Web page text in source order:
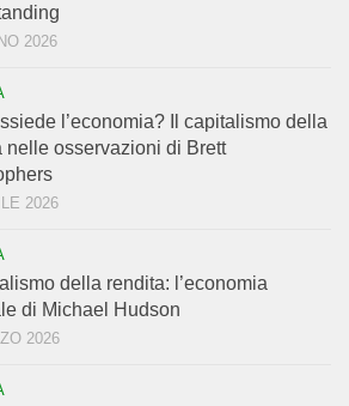
2026
l’economia? Il capitalismo della
nelle osservazioni di Brett
2026
della rendita: l’economia
di Michael Hudson
2026